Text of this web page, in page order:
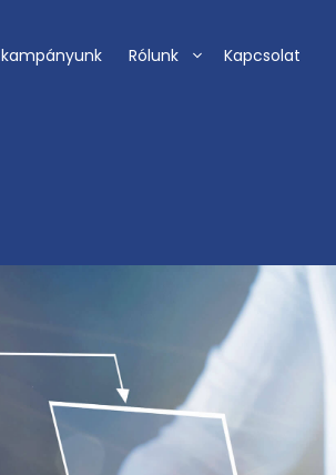
kampányunk Rólunk Kapcsolat